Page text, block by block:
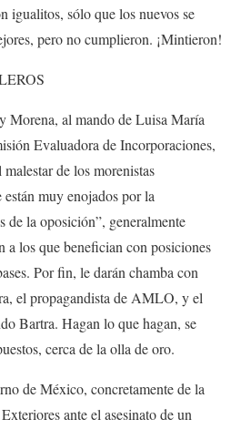
igualitos, sólo que los nuevos se
pero no cumplieron. ¡Mintieron!
al mando de Luisa María
Evaluadora de Incorporaciones,
de los morenistas
muy enojados por la
de la oposición”, generalmente
a los que benefician con posiciones
Por fin, le darán chamba con
el propagandista de AMLO, y el
Bartra. Hagan lo que hagan, se
cerca de la olla de oro.
de México, concretamente de la
ante el asesinato de un